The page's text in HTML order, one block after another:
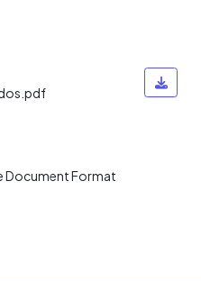
Document Format